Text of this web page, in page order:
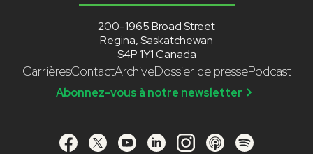
200-1965 Broad Street
Regina, Saskatchewan
S4P 1Y1 Canada
CarrièresContactArchiveDossier de pressePodcast
Abonnez-vous à notre newsletter